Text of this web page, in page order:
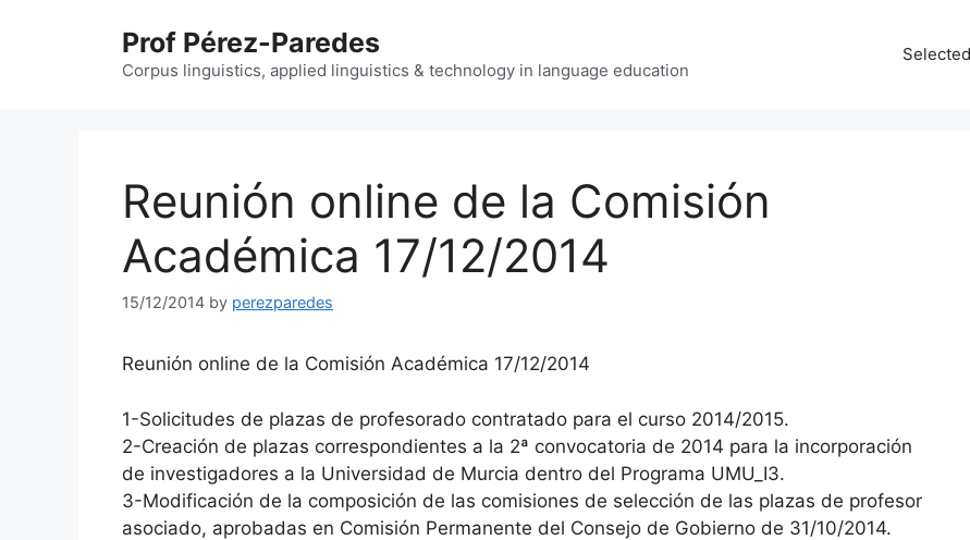
Prof Pérez-Paredes
Corpus linguistics, applied linguistics & technology in language education
Reunión online de la Comisión
Académica 17/12/2014
15/12/2014 by perezparedes
Reunión online de la Comisión Académica 17/12/2014
1-Solicitudes de plazas de profesorado contratado para el curso 2014/2015.
2-Creación de plazas correspondientes a la 2ª convocatoria de 2014 para la incorporación
de investigadores a la Universidad de Murcia dentro del Programa UMU_I3.
3-Modificación de la composición de las comisiones de selección de las plazas de profesor
asociado, aprobadas en Comisión Permanente del Consejo de Gobierno de 31/10/2014.